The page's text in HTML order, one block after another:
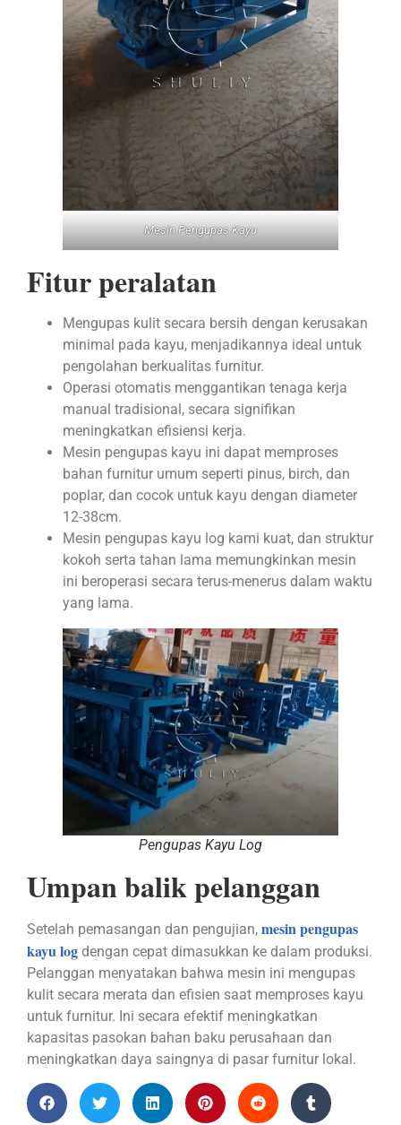
Mesin Pengupas Kayu
Fitur peralatan
Mengupas kulit secara bersih dengan kerusakan
minimal pada kayu, menjadikannya ideal untuk
pengolahan berkualitas furnitur.
Operasi otomatis menggantikan tenaga kerja
manual tradisional, secara signifikan
meningkatkan efisiensi kerja.
Mesin pengupas kayu ini dapat memproses
bahan furnitur umum seperti pinus, birch, dan
poplar, dan cocok untuk kayu dengan diameter
12-38cm.
Mesin pengupas kayu log kami kuat, dan struktur
kokoh serta tahan lama memungkinkan mesin
ini beroperasi secara terus-menerus dalam waktu
yang lama.
Pengupas Kayu Log
Umpan balik pelanggan
Setelah pemasangan dan pengujian, mesin pengupas
kayu log dengan cepat dimasukkan ke dalam produksi.
Pelanggan menyatakan bahwa mesin ini mengupas
kulit secara merata dan efisien saat memproses kayu
untuk furnitur. Ini secara efektif meningkatkan
kapasitas pasokan bahan baku perusahaan dan
meningkatkan daya saingnya di pasar furnitur lokal.